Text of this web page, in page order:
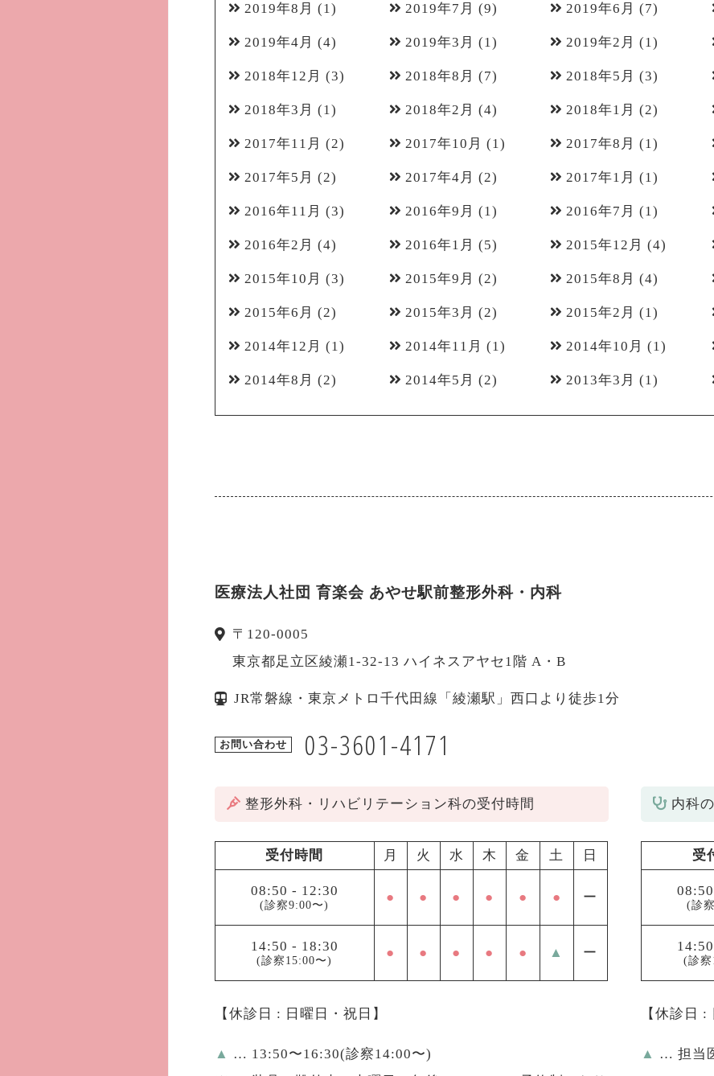
2019年8月 (1) 2019年7月 (9) 2019年6月 (7)
2019年4月 (4) 2019年3月 (1) 2019年2月 (1)
2018年12月 (3) 2018年8月 (7) 2018年5月 (3)
2018年3月 (1) 2018年2月 (4) 2018年1月 (2)
2017年11月 (2) 2017年10月 (1) 2017年8月 (1)
2017年5月 (2) 2017年4月 (2) 2017年1月 (1)
2016年11月 (3) 2016年9月 (1) 2016年7月 (1)
2016年2月 (4) 2016年1月 (5) 2015年12月 (4)
2015年10月 (3) 2015年9月 (2) 2015年8月 (4)
2015年6月 (2) 2015年3月 (2) 2015年2月 (1)
2014年12月 (1) 2014年11月 (1) 2014年10月 (1)
2014年8月 (2) 2014年5月 (2) 2013年3月 (1)
医療法人社団 育楽会 あやせ駅前整形外科・内科
〒 120-0005
東京都足立区綾瀬1-32-13 ハイネスアヤセ1階 A・B
JR常磐線・東京メトロ千代田線「綾瀬駅」西口より徒歩1分
お問い合わせ 03-3601-4171
整形外科・リハビリテーション科の受付時間
受付時間 月 火 水 木 金 土 日
08:50 - 12:30
(診察9:00〜)
● ● ● ● ● ● ー
14:50 - 18:30
(診察15:00〜)
● ● ● ● ● ▲ ー
【休診日 : 日曜日・祝日】
▲
… 13:50〜16:30(診察14:00〜)
内科
受
08:50
(診
14:50
(診察
【休診日 :
▲ … 担当